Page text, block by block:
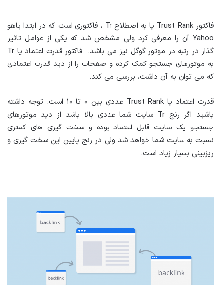
فاکتور Trust Rank یا به اصطلاح Tr ، فاکتوری است که در ابتدا یاهو
Yahoo آن را معرفی کرد ولی مشخص شد که یکی از عوامل تاثیر
گذار در رتبه در موتور گوگل نیز می باشد. فاکتور قدرت اعتماد یا Tr
به موتورهای جستجو کمک کرده و صفحات را از دید قدرت اعتمادی
که می توان به آن داشت، بررسی می کند.
قدرت اعتماد یا Trust Rank عددی بین ۰ تا ۱۰ است. توجه داشته
باشید اگر رنج Tr سایت شما عددی بالا باشد از دید موتورهای
جستجو یک سایت قابل اعتماد بوده و سخت گیری های کمتری
نسبت به سایت شما خواهد شد ولی در رنج پایین این سخت گیری و
ریزبینی بسیار زیاد است.